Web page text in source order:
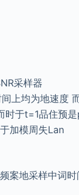
采样器
上均为地速度
于t=1品住预
加模周失Lan
案地采样中词